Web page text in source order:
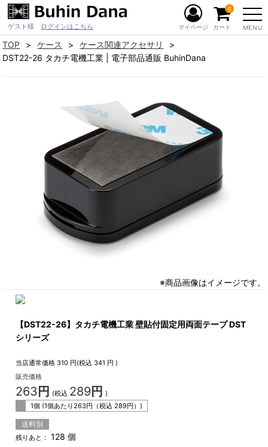
ゲスト様 ログインはこちら MENU
マイページ カート
0
TOP ケース
ケース関連アクセサリ
DST22-26 タカチ電機工業 | 電子部品通販 BuhinDana
※商品画像はイメージです。
【DST22-26】タカチ電機工業 壁貼付固定用両面テープ DST
シリーズ
当店通常価格 310 円(税込 341 円 )
販売価格
263 円 (税込 289円 )
1個 (1個あたり263円（税込289円）)
送料別
残りあと： 128 個